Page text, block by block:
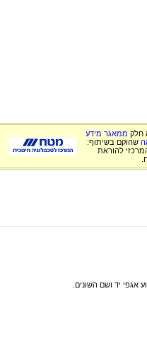
חלק ממאגר מידע
שהוקם בשיתוף:
להוראת